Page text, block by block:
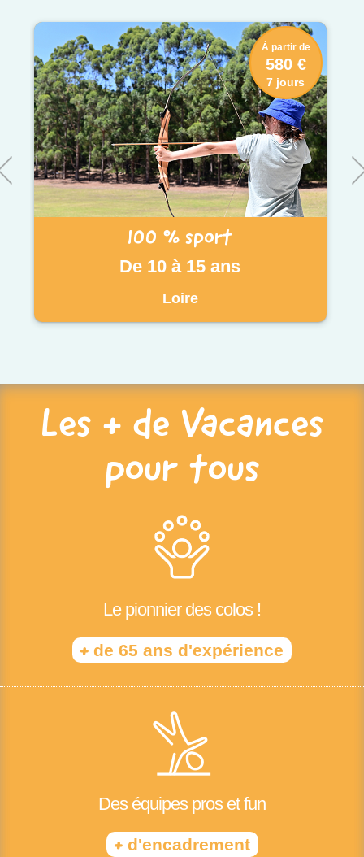
100 % sport
De 10 à 15 ans
Loire
À partir de
580 €
7 jours
Les + de Vacances
pour tous
Le pionnier des colos !
+ de 65 ans d'expérience
Des équipes pros et fun
+d'encadrement